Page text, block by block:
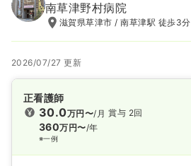
南草津野村病院
滋賀県草津市 / 南草津駅 徒歩3分
2026/07/27 更新
正看護師
30.0万円〜/月
360万円〜/年
※一例
賞与 2回